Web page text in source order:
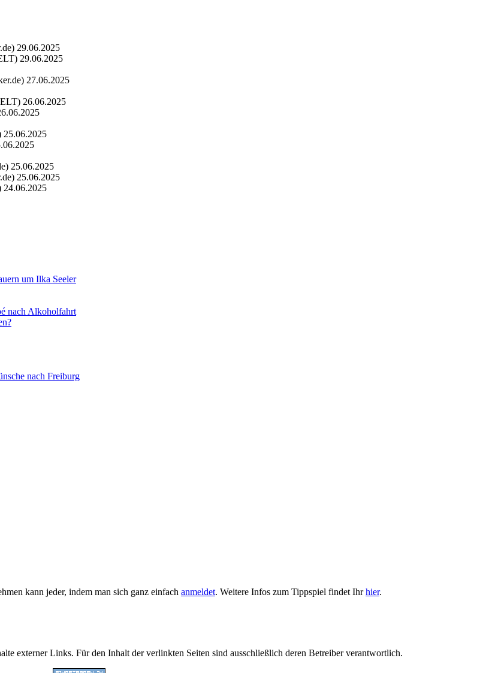
29.06.2025
29.06.2025
27.06.2025
26.06.2025
25.06.2025
25.06.2025
25.06.2025
24.06.2025
um Ilka Seeler
nach Alkoholfahrt
nach Freiburg
kann jeder, indem man sich ganz einfach anmeldet. Weitere Infos zum Tippspiel findet Ihrhier.
externer Links. Für den Inhalt der verlinkten Seiten sind ausschließlich deren Betreiber verantwortlich.